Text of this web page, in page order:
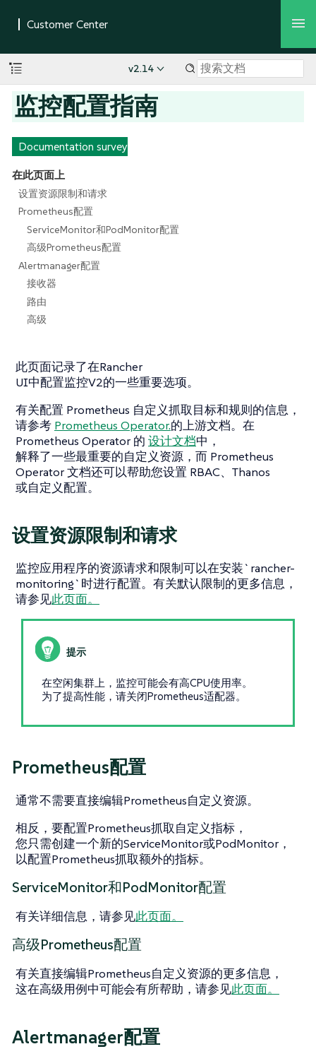
v2.14
监控配置指南
Documentation survey
在此页面上
设置资源限制和请求
Prometheus配置
ServiceMonitor和PodMonitor配置
高级Prometheus配置
Alertmanager配置
接收器
路由
高级
此页面记录了在Rancher
UI中配置监控V2的一些重要选项。
有关配置 Prometheus 自定义抓取目标和规则的信息，
请参考 Prometheus Operator.的上游文档。在
Prometheus Operator 的 设计文档中，
解释了一些最重要的自定义资源，而 Prometheus
Operator 文档还可以帮助您设置 RBAC、Thanos
或自定义配置。
设置资源限制和请求
监控应用程序的资源请求和限制可以在安装`rancher-
monitoring`时进行配置。有关默认限制的更多信息，
请参见此页面。
在空闲集群上，监控可能会有高CPU使用率。
为了提高性能，请关闭Prometheus适配器。
Prometheus配置
通常不需要直接编辑Prometheus自定义资源。
相反，要配置Prometheus抓取自定义指标，
您只需创建一个新的ServiceMonitor或PodMonitor，
以配置Prometheus抓取额外的指标。
ServiceMonitor和PodMonitor配置
有关详细信息，请参见此页面。
高级Prometheus配置
有关直接编辑Prometheus自定义资源的更多信息，
这在高级用例中可能会有所帮助，请参见此页面。
Alertmanager配置